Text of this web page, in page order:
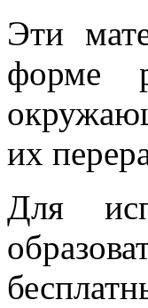
Эти
форме
их
Для